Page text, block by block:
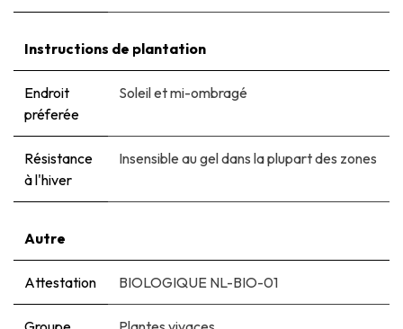
Instructions de plantation
Endroit
préferée
Soleil et mi-ombragé
Résistance
à l'hiver
Insensible au gel dans la plupart des zones
Autre
Attestation BIOLOGIQUE NL-BIO-01